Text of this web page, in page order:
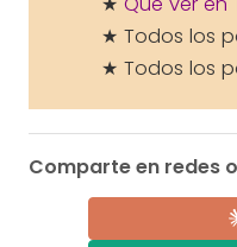
★ Todos los
★ Todos los
Comparte en redes